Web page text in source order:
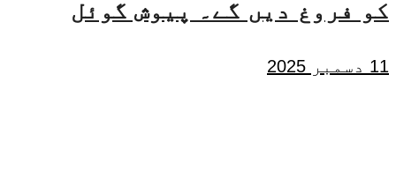
کو فروغ دیں گے۔ پیوش گوئل
11 دسمبر 2025